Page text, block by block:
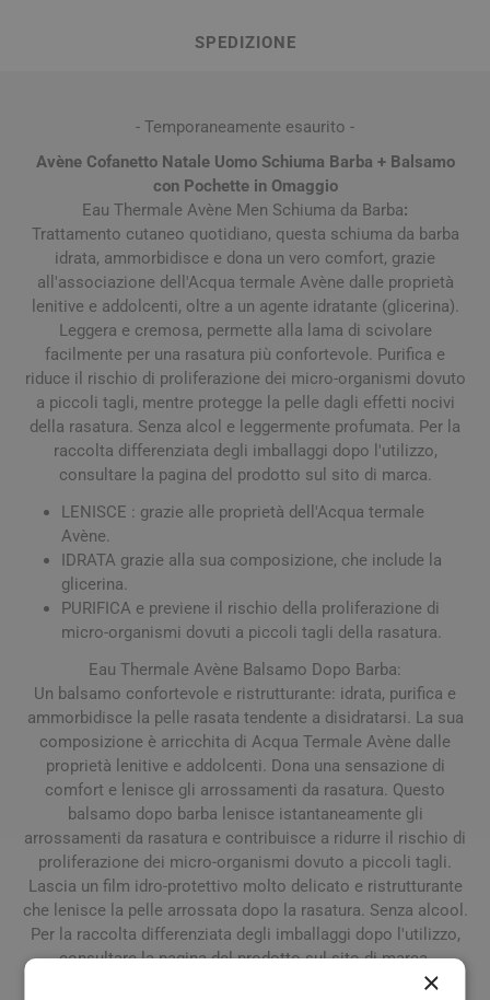
SPEDIZIONE
- Temporaneamente esaurito -
Avène Cofanetto Natale Uomo Schiuma Barba + Balsamo
con Pochette in Omaggio
Eau Thermale Avène Men Schiuma da Barba:
Trattamento cutaneo quotidiano, questa schiuma da barba
idrata, ammorbidisce e dona un vero comfort, grazie
all'associazione dell'Acqua termale Avène dalle proprietà
lenitive e addolcenti, oltre a un agente idratante (glicerina).
Leggera e cremosa, permette alla lama di scivolare
facilmente per una rasatura più confortevole. Purifica e
riduce il rischio di proliferazione dei micro-organismi dovuto
a piccoli tagli, mentre protegge la pelle dagli effetti nocivi
della rasatura. Senza alcol e leggermente profumata. Per la
raccolta differenziata degli imballaggi dopo l'utilizzo,
consultare la pagina del prodotto sul sito di marca.
LENISCE : grazie alle proprietà dell'Acqua termale
Avène.
IDRATA grazie alla sua composizione, che include la
glicerina.
PURIFICA e previene il rischio della proliferazione di
micro-organismi dovuti a piccoli tagli della rasatura.
Eau Thermale Avène Balsamo Dopo Barba:
Un balsamo confortevole e ristrutturante: idrata, purifica e
ammorbidisce la pelle rasata tendente a disidratarsi. La sua
composizione è arricchita di Acqua Termale Avène dalle
proprietà lenitive e addolcenti. Dona una sensazione di
comfort e lenisce gli arrossamenti da rasatura. Questo
balsamo dopo barba lenisce istantaneamente gli
arrossamenti da rasatura e contribuisce a ridurre il rischio di
proliferazione dei micro-organismi dovuto a piccoli tagli.
Lascia un film idro-protettivo molto delicato e ristrutturante
che lenisce la pelle arrossata dopo la rasatura. Senza alcool.
Per la raccolta differenziata degli imballaggi dopo l'utilizzo,
consultare la pagina del prodotto sul sito di marca.
×